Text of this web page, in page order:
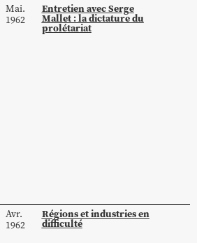
Mai.
1962
Entretien avec Serge
Mallet : la dictature du
prolétariat
Avr.
1962
Régions et industries en
difficulté